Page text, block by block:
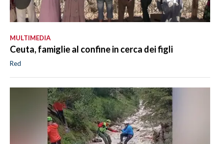
MULTIMEDIA
Ceuta, famiglie al confine in cerca dei figli
Red